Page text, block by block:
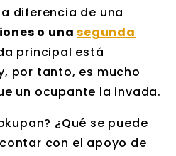
diferencia de una
o unasegunda
principal está
por tanto, es mucho
un ocupante la invada.
¿Qué se puede
con el apoyo de